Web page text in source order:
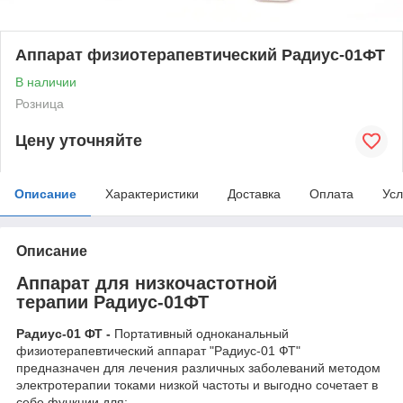
Аппарат физиотерапевтический Радиус-01ФТ
В наличии
Розница
Цену уточняйте
Описание Характеристики Доставка Оплата
Описание
Аппарат для низкочастотной
терапии Радиус-01ФТ
Радиус-01 ФТ - Портативный одноканальный
физиотерапевтический аппарат "Радиус-01 ФТ"
предназначен для лечения различных заболеваний методом
электротерапии токами низкой частоты и выгодно сочетает в